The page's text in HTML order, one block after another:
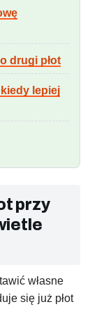
drugi płot
lepiej
przy
własne
się już płot